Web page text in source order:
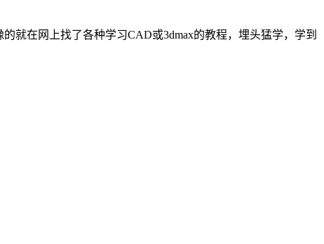
就在网上找了各种学习CAD或3dmax的教程，埋头猛学，学到